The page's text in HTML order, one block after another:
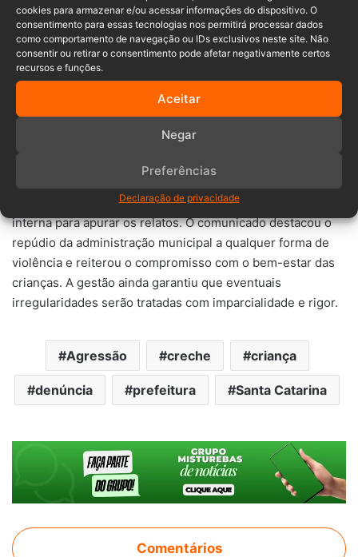
cookies para armazenar e/ou acessar informações do dispositivo. O
consentimento para essas tecnologias nos permitirá processar dados
como comportamento de navegação ou IDs exclusivos neste site. Não
consentir ou retirar o consentimento pode afetar negativamente certos
recursos e funções.
Aceitar
Negar
Preferências
Declaração de privacidade
segundo o jornal citado, eles relataram que o prédio onde
a unidade funcionava temporariamente contava com
videomonitoramento, mas, após a reforma do edifício
principal, os equipamentos não foram reinstalados. A
prefeitura teria, inclusive, realizado um processo licitatório
para a instalação das câmeras, mas o projeto não foi
de Nova Trento informou que instaurou uma sindicância
interna para apurar os relatos. O comunicado destacou o
repúdio da administração municipal a qualquer forma de
violência e reiterou o compromisso com o bem-estar das
crianças. A gestão ainda garantiu que eventuais
irregularidades serão tratadas com imparcialidade e rigor.
Agressão creche criança
denúncia prefeitura Santa Catarina
Comentários